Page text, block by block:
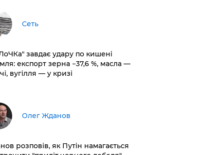
Сеть
завдає удару по кишені
експорт зерна −37,6 %, масла —
вугілля — у кризі
Олег Жданов
розповів, як Путін намагається